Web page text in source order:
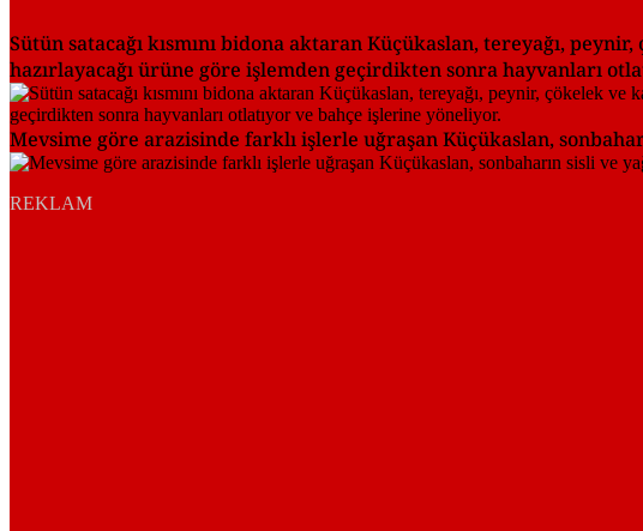
Sütün satacağı kısmını bidona aktaran Küçükaslan, tereyağı,
hazırlayacağı ürüne göre işlemden geçirdikten sonra hayvanları
Mevsime göre arazisinde farklı işlerle uğraşan Küçükaslan,
REKLAM